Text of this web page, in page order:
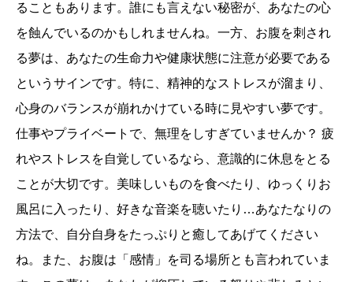
ることもあります。誰にも言えない秘密が、あなたの心
を蝕んでいるのかもしれませんね。一方、お腹を刺され
る夢は、あなたの生命力や健康状態に注意が必要である
というサインです。特に、精神的なストレスが溜まり、
心身のバランスが崩れかけている時に見やすい夢です。
仕事やプライベートで、無理をしすぎていませんか？ 疲
れやストレスを自覚しているなら、意識的に休息をとる
ことが大切です。美味しいものを食べたり、ゆっくりお
風呂に入ったり、好きな音楽を聴いたり…あなたなりの
方法で、自分自身をたっぷりと癒してあげてください
ね。また、お腹は「感情」を司る場所とも言われていま